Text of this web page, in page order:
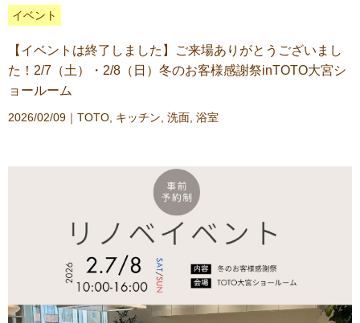
イベント
【イベントは終了しました】ご来場ありがとうございまし
た！2/7（土）・2/8（日）冬のお客様感謝祭inTOTO大宮シ
ョールーム
2026/02/09｜ TOTO キッチン 洗面 浴室